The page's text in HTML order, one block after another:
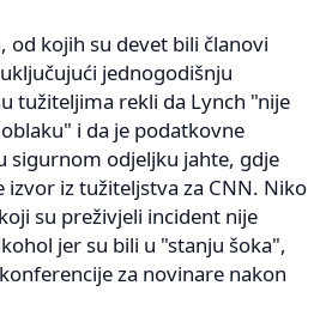
od kojih su devet bili članovi
jednogodišnju
tužiteljima rekli da Lynch "nije
i da je podatkovne
sigurnom odjeljku jahte, gdje
izvor iz tužiteljstva za CNN. Niko
su preživjeli incident nije
jer su bili u "stanju šoka",
za novinare nakon